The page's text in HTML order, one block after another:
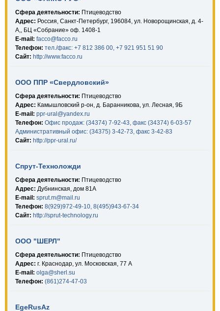
Сфера деятельности: Птицеводство
Адрес: Россия, Санкт-Петербург, 196084, ул. Новорощинская, д. 4-
А,, БЦ «Собрание» оф. 1408-1
E-mail: facco@facco.ru
Телефон: тел./факс: +7 812 386 00, +7 921 951 51 90
Сайт: http://www.facco.ru
ООО ППР «Свердловский»
Сфера деятельности: Птицеводство
Адрес: Камышловский р-он, д. Баранникова, ул. Лесная, 9Б
E-mail: ppr-ural@yandex.ru
Телефон: Офис продаж: (34374) 7-92-43, факс (34374) 6-03-57
Административный офис: (34375) 3-42-73, факс 3-42-83
Сайт: http://ppr-ural.ru/
Спрут-Техноложди
Сфера деятельности: Птицеводство
Адрес: Дубнинская, дом 81А
E-mail: sprut.m@mail.ru
Телефон: 8(929)972-49-10, 8(495)943-67-34
Сайт: http://sprut-technology.ru
ООО "ШЕРЛ"
Сфера деятельности: Птицеводство
Адрес: г. Краснодар, ул. Московская, 77 А
E-mail: olga@sherl.su
Телефон: (861)274-47-03
EgeRusAz